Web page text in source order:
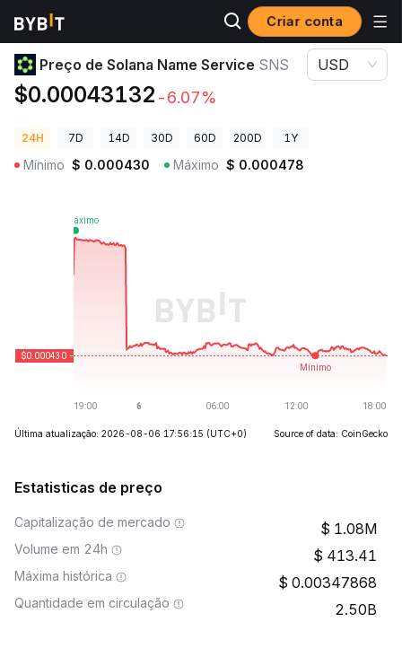
Criar conta
Preços de Criptomoedas Preço de Solana Name Service SNS
Preço de Solana Name Service SNS
$0.00043132 -6.07%
USD
24H 7D 14D 30D 60D 200D 1Y
Mínimo $ 0.000430 Máximo $ 0.000478
Última atualização: 2026-08-06 17:56:15 (UTC+0) Source of data: CoinGecko
Estatisticas de preço
Capitalização de mercado 1.08M
Volume em 24h 413.41
Máxima histórica 0.00347868
Quantidade em circulação 2.50B